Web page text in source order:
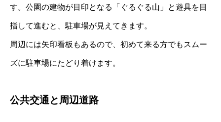
す。公園の建物が目印となる「ぐるぐる山」と遊具を目
指して進むと、駐車場が見えてきます。
周辺には矢印看板もあるので、初めて来る方でもスムー
ズに駐車場にたどり着けます。
公共交通と周辺道路